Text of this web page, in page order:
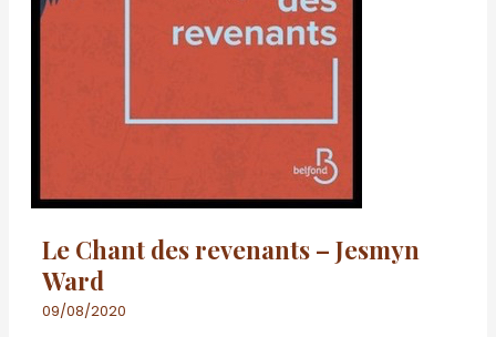
Le Chant des revenants – Jesmyn
Ward
09/08/2020